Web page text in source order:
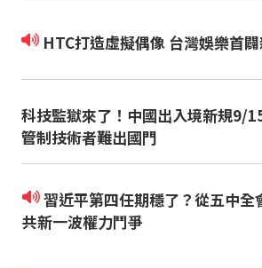
HTC打造虛擬偶像 台灣娛樂首
科技監獄來了！中國出入境新規9/
管制技術者難出國門
習近平第四任期穩了？從五中全會解析中
共新一波權力鬥爭